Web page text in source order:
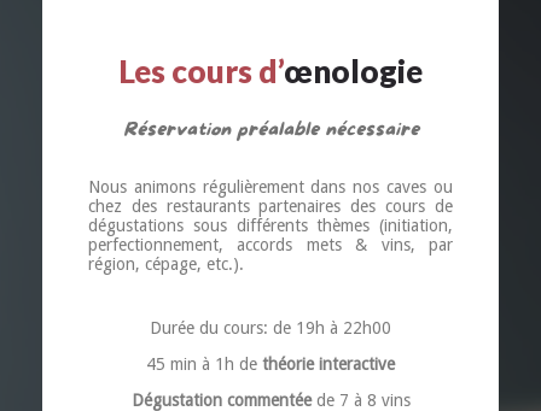
Les cours d’œnologie
Réservation préalable nécessaire
Nous animons régulièrement dans nos caves ou
chez des restaurants partenaires des cours de
dégustations sous différents thèmes (initiation,
perfectionnement, accords mets & vins, par
région, cépage, etc.).
Durée du cours: de 19h à 22h00
45 min à 1h de théorie interactive
Dégustation commentéede 7 à 8 vins